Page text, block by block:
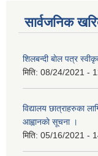
सार्वजनिक
शिलबन्दी बाेल पत्र
मिति: 08/24/2021 -
विद्यालय छात्राहरुका
आह्वानकाे सूचना ।
मिति: 05/16/2021 -